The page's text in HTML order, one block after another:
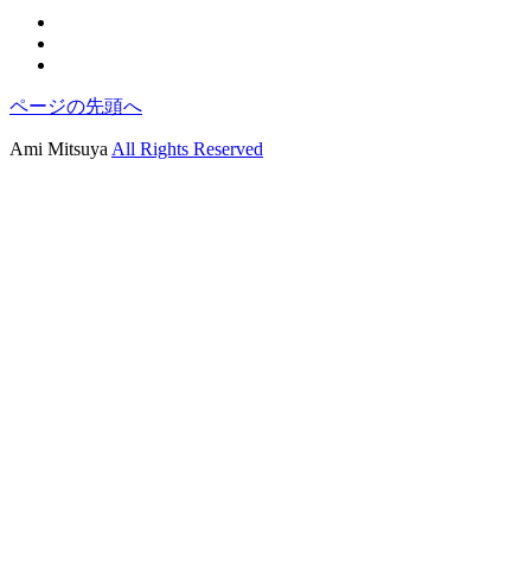
ページの先頭へ
Ami Mitsuya All Rights Reserved